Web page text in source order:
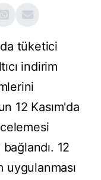
tüketici
indirim
12 Kasım'da
12
uygulanması